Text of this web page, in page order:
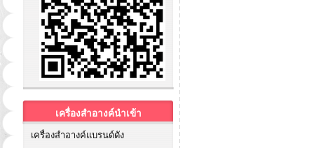
เครื่องสำอางค์นำเข้า
เครื่องสำอางค์แบรนด์ดัง